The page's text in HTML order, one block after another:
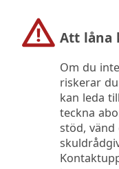
Att låna
Om du
riskerar
kan leda
teckna
stöd,